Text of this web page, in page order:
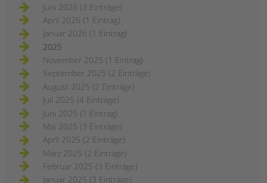
Juni 2026 (3 Einträge)
April 2026 (1 Eintrag)
Januar 2026 (1 Eintrag)
2025
November 2025 (1 Eintrag)
September 2025 (2 Einträge)
August 2025 (2 Einträge)
Juli 2025 (4 Einträge)
Juni 2025 (1 Eintrag)
Mai 2025 (3 Einträge)
April 2025 (2 Einträge)
März 2025 (2 Einträge)
Februar 2025 (3 Einträge)
Januar 2025 (3 Einträge)